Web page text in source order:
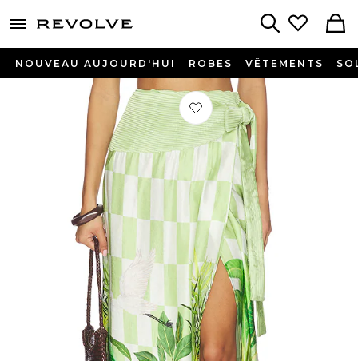
menu - shows more content
NOUVEAU AUJOURD'HUI ROBES VÊTEMENTS
Préféré JUPE PUSHPANJALI